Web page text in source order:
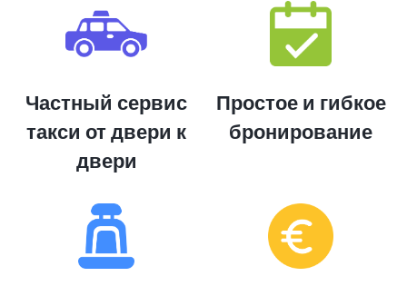
Частный сервис
такси от двери к
двери
Простое и гибкое
бронирование